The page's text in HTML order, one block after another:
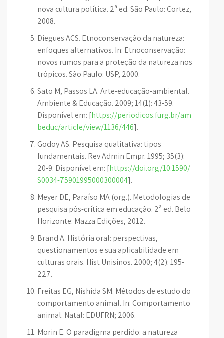
nova cultura política. 2ª ed. São Paulo: Cortez,
2008.
Diegues ACS. Etnoconservação da natureza:
enfoques alternativos. In: Etnoconservação:
novos rumos para a proteção da natureza nos
trópicos. São Paulo: USP, 2000.
Sato M, Passos LA. Arte-educação-ambiental.
Ambiente & Educação. 2009; 14(1): 43-59.
Disponível em: [https://periodicos.furg.br/am
beduc/article/view/1136/446].
Godoy AS. Pesquisa qualitativa: tipos
fundamentais. Rev Admin Empr. 1995; 35(3):
20-9. Disponível em: [https://doi.org/10.1590/
S0034-75901995000300004].
Meyer DE, Paraíso MA (org.). Metodologias de
pesquisa pós-crítica em educação. 2ª ed. Belo
Horizonte: Mazza Edições, 2012.
Brand A. História oral: perspectivas,
questionamentos e sua aplicabilidade em
culturas orais. Hist Unisinos. 2000; 4(2): 195-
227.
Freitas EG, Nishida SM. Métodos de estudo do
comportamento animal. In: Comportamento
animal. Natal: EDUFRN; 2006.
Morin E. O paradigma perdido: a natureza